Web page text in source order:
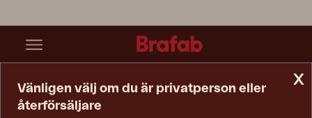
x
Vänligen välj om du är privatperson eller
återförsäljare